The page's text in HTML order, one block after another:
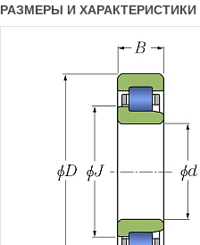
РАЗМЕРЫ И ХАРАКТЕРИСТИКИ